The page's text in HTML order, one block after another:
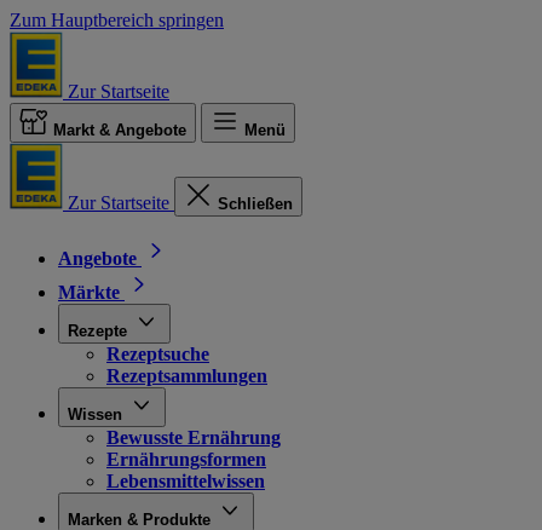
Zum Hauptbereich springen
Zur Startseite
Markt & Angebote Menü
Zur Startseite Schließen
Angebote
Märkte
Rezepte
Rezeptsuche
Rezeptsammlungen
Wissen
Bewusste Ernährung
Ernährungsformen
Lebensmittelwissen
Marken & Produkte